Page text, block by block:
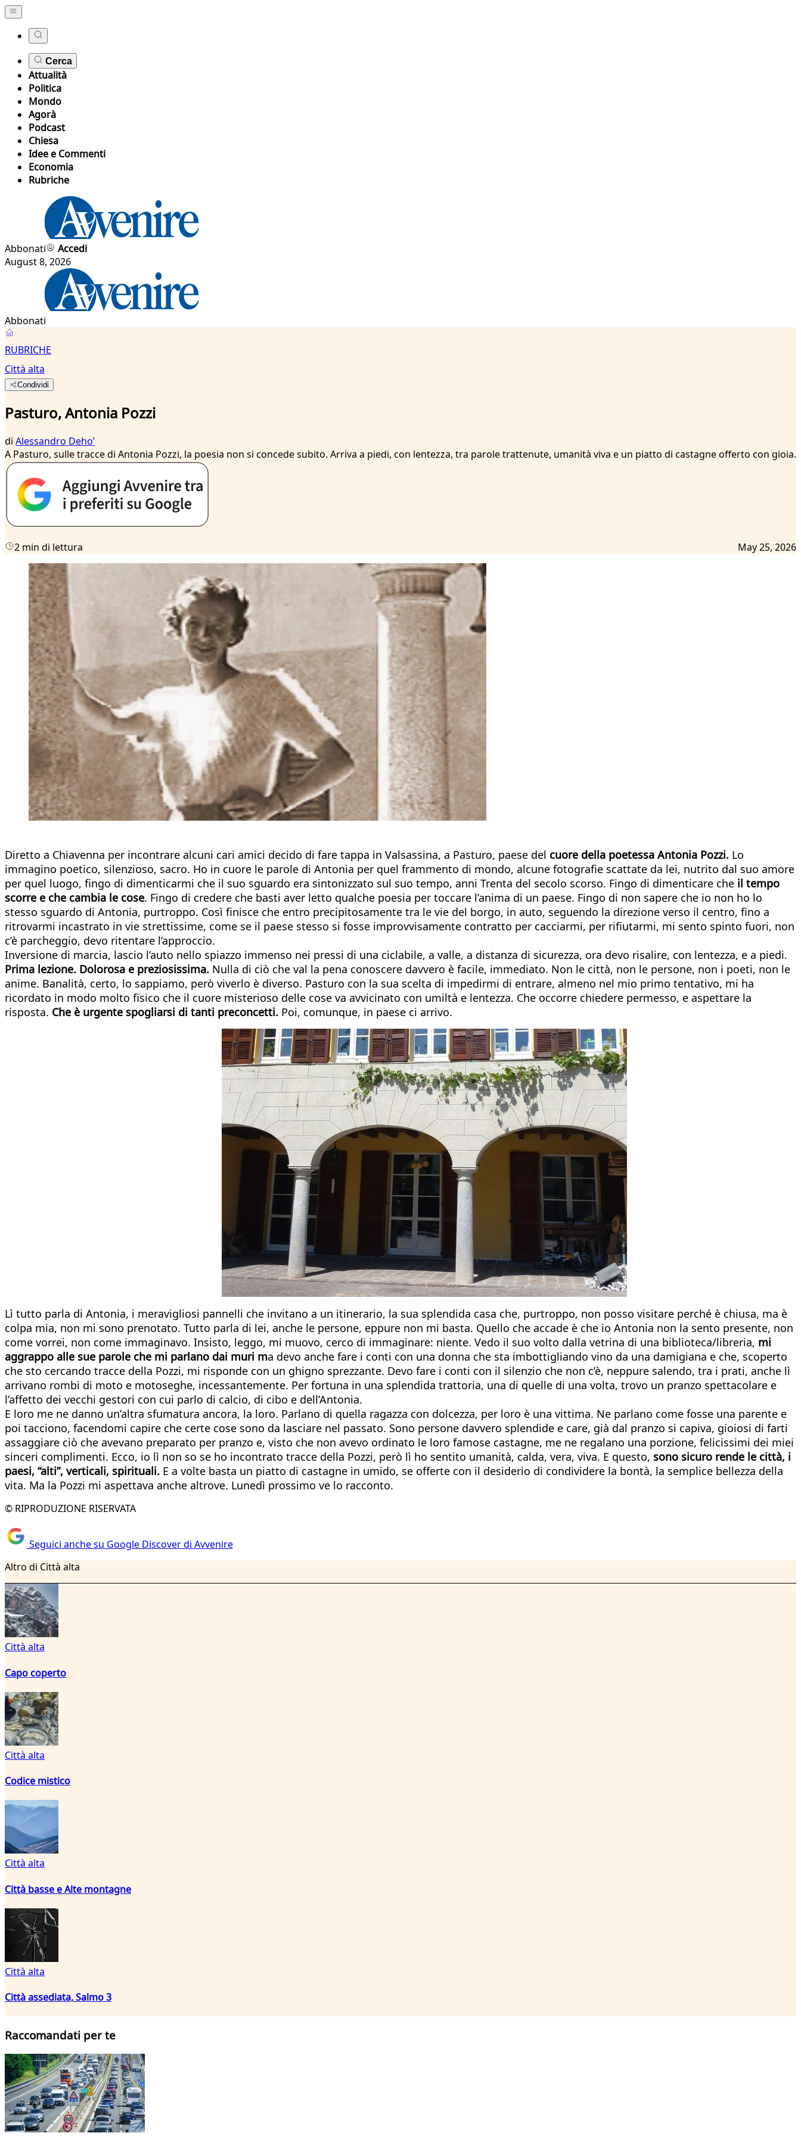
Cerca
Attualità
Politica
Mondo
Agorà
Podcast
Chiesa
Idee e Commenti
Economia
Rubriche
Abbonati
Accedi
August 8, 2026
Abbonati
RUBRICHE
Città alta
Condividi
Pasturo, Antonia Pozzi
di Alessandro Dehoʼ
A Pasturo, sulle tracce di Antonia Pozzi, la poesia non si concede subito. Arriva a piedi, con lentezza, tra parole trattenute, umanità viva e un piatto di castagne offerto con gioia.
2 min di lettura May 25, 2026
Diretto a Chiavenna per incontrare alcuni cari amici decido di fare tappa in Valsassina, a Pasturo, paese del cuore della poetessa Antonia Pozzi. Lo
immagino poetico, silenzioso, sacro. Ho in cuore le parole di Antonia per quel frammento di mondo, alcune fotografie scattate da lei, nutrito dal suo amore
per quel luogo, fingo di dimenticarmi che il suo sguardo era sintonizzato sul suo tempo, anni Trenta del secolo scorso. Fingo di dimenticare che il tempo
scorre e che cambia le cose. Fingo di credere che basti aver letto qualche poesia per toccare l’anima di un paese. Fingo di non sapere che io non ho lo
stesso sguardo di Antonia, purtroppo. Così finisce che entro precipitosamente tra le vie del borgo, in auto, seguendo la direzione verso il centro, fino a
ritrovarmi incastrato in vie strettissime, come se il paese stesso si fosse improvvisamente contratto per cacciarmi, per rifiutarmi, mi sento spinto fuori, non
c’è parcheggio, devo ritentare l’approccio.
Inversione di marcia, lascio l’auto nello spiazzo immenso nei pressi di una ciclabile, a valle, a distanza di sicurezza, ora devo risalire, con lentezza, e a piedi.
Prima lezione. Dolorosa e preziosissima. Nulla di ciò che val la pena conoscere davvero è facile, immediato. Non le città, non le persone, non i poeti, non le
anime. Banalità, certo, lo sappiamo, però viverlo è diverso. Pasturo con la sua scelta di impedirmi di entrare, almeno nel mio primo tentativo, mi ha
ricordato in modo molto fisico che il cuore misterioso delle cose va avvicinato con umiltà e lentezza. Che occorre chiedere permesso, e aspettare la
risposta. Che è urgente spogliarsi di tanti preconcetti. Poi, comunque, in paese ci arrivo.
Lì tutto parla di Antonia, i meravigliosi pannelli che invitano a un itinerario, la sua splendida casa che, purtroppo, non posso visitare perché è chiusa, ma è
colpa mia, non mi sono prenotato. Tutto parla di lei, anche le persone, eppure non mi basta. Quello che accade è che io Antonia non la sento presente, non
come vorrei, non come immaginavo. Insisto, leggo, mi muovo, cerco di immaginare: niente. Vedo il suo volto dalla vetrina di una biblioteca/libreria, mi
aggrappo alle sue parole che mi parlano dai muri ma devo anche fare i conti con una donna che sta imbottigliando vino da una damigiana e che, scoperto
che sto cercando tracce della Pozzi, mi risponde con un ghigno sprezzante. Devo fare i conti con il silenzio che non c’è, neppure salendo, tra i prati, anche lì
arrivano rombi di moto e motoseghe, incessantemente. Per fortuna in una splendida trattoria, una di quelle di una volta, trovo un pranzo spettacolare e
l’affetto dei vecchi gestori con cui parlo di calcio, di cibo e dell’Antonia.
E loro me ne danno un’altra sfumatura ancora, la loro. Parlano di quella ragazza con dolcezza, per loro è una vittima. Ne parlano come fosse una parente e
poi tacciono, facendomi capire che certe cose sono da lasciare nel passato. Sono persone davvero splendide e care, già dal pranzo si capiva, gioiosi di farti
assaggiare ciò che avevano preparato per pranzo e, visto che non avevo ordinato le loro famose castagne, me ne regalano una porzione, felicissimi dei miei
sinceri complimenti. Ecco, io lì non so se ho incontrato tracce della Pozzi, però lì ho sentito umanità, calda, vera, viva. E questo, sono sicuro rende le città, i
paesi, “alti”, verticali, spirituali. E a volte basta un piatto di castagne in umido, se offerte con il desiderio di condividere la bontà, la semplice bellezza della
vita. Ma la Pozzi mi aspettava anche altrove. Lunedì prossimo ve lo racconto.
© RIPRODUZIONE RISERVATA
Seguici anche su Google Discover di Avvenire
Altro di Città alta
Città alta
Capo coperto
Città alta
Codice mistico
Città alta
Città basse e Alte montagne
Città alta
Città assediata, Salmo 3
Raccomandati per te